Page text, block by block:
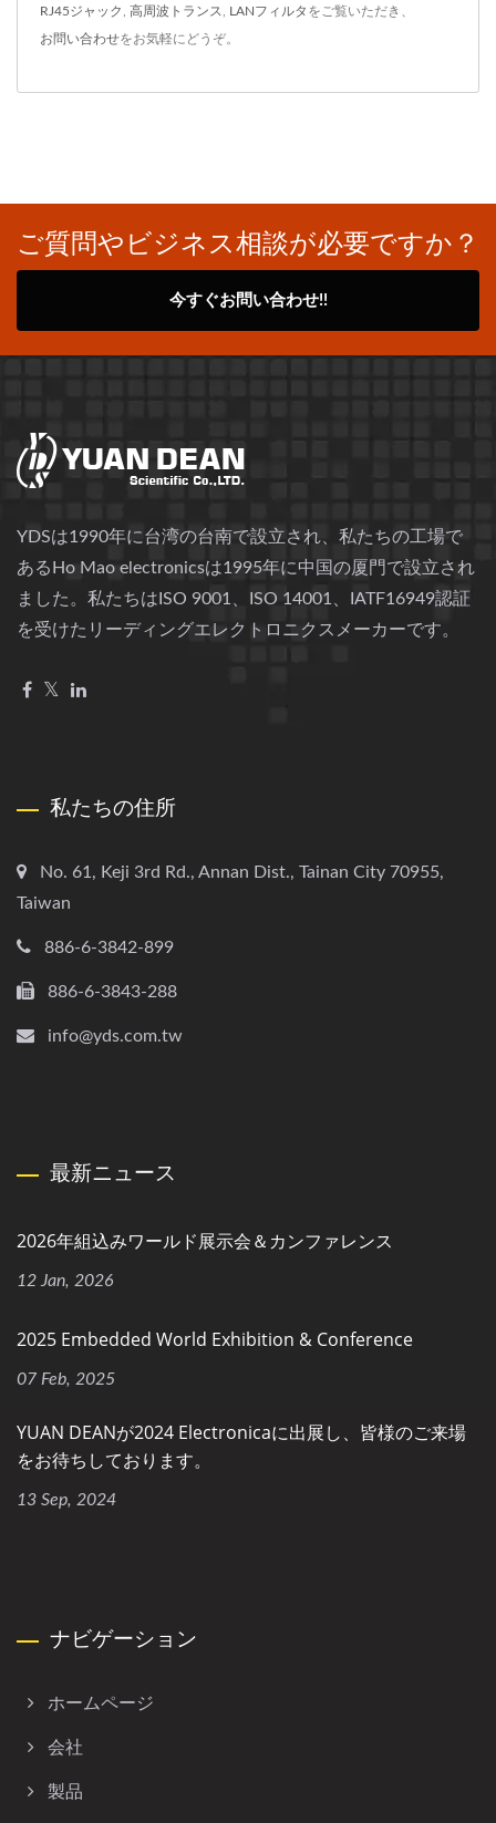
RJ45ジャック 高周波トランス LANフィルタ をご覧いただき、
お問い合わせをお気軽にどうぞ。
ご質問やビジネス相談が必要ですか？
今すぐお問い合わせ!!
YDSは1990年に台湾の台南で設立され、私たちの工場で
あるHo Mao electronicsは1995年に中国の厦門で設立され
ました。私たちはISO 9001、ISO 14001、IATF16949認証
を受けたリーディングエレクトロニクスメーカーです。
私たちの住所
No. 61, Keji 3rd Rd., Annan Dist., Tainan City 70955,
Taiwan
886-6-3842-899
886-6-3843-288
info@yds.com.tw
最新ニュース
2026年組込みワールド展示会＆カンファレンス
12 Jan, 2026
2025 Embedded World Exhibition & Conference
07 Feb, 2025
YUAN DEANが2024 Electronicaに出展し、皆様のご来場
をお待ちしております。
13 Sep, 2024
ナビゲーション
ホームページ
会社
製品